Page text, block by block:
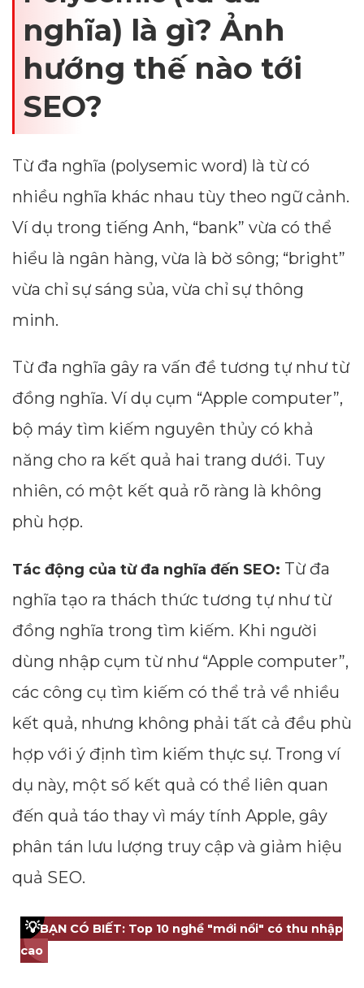
nghĩa) là gì? Ảnh
hướng thế nào tới
SEO?
Từ đa nghĩa (polysemic word) là từ có
nhiều nghĩa khác nhau tùy theo ngữ cảnh.
Ví dụ trong tiếng Anh, “bank” vừa có thể
hiểu là ngân hàng, vừa là bờ sông; “bright”
vừa chỉ sự sáng sủa, vừa chỉ sự thông
minh.
Từ đa nghĩa gây ra vấn đề tương tự như từ
đồng nghĩa. Ví dụ cụm “Apple computer”,
bộ máy tìm kiếm nguyên thủy có khả
năng cho ra kết quả hai trang dưới. Tuy
nhiên, có một kết quả rõ ràng là không
phù hợp.
Tác động của từ đa nghĩa đến SEO: Từ đa
nghĩa tạo ra thách thức tương tự như từ
đồng nghĩa trong tìm kiếm. Khi người
dùng nhập cụm từ như “Apple computer”,
các công cụ tìm kiếm có thể trả về nhiều
kết quả, nhưng không phải tất cả đều phù
hợp với ý định tìm kiếm thực sự. Trong ví
dụ này, một số kết quả có thể liên quan
đến quả táo thay vì máy tính Apple, gây
phân tán lưu lượng truy cập và giảm hiệu
quả SEO.
💡BẠN CÓ BIẾT: Top 10 nghề "mới nổi" có thu nhập
cao
Dimensions